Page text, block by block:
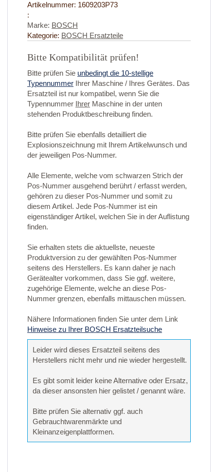
Artikelnummer: 1609203P73
:
Marke: BOSCH
Kategorie: BOSCH Ersatzteile
Bitte Kompatibilität prüfen!
Bitte prüfen Sie unbedingt die 10-stellige
Typennummer Ihrer Maschine / Ihres Gerätes. Das
Ersatzteil ist nur kompatibel, wenn Sie die
Typennummer Ihrer Maschine in der unten
stehenden Produktbeschreibung finden.
Bitte prüfen Sie ebenfalls detailliert die
Explosionszeichnung mit Ihrem Artikelwunsch und
der jeweiligen Pos-Nummer.
Alle Elemente, welche vom schwarzen Strich der
Pos-Nummer ausgehend berührt / erfasst werden,
gehören zu dieser Pos-Nummer und somit zu
diesem Artikel. Jede Pos-Nummer ist ein
eigenständiger Artikel, welchen Sie in der Auflistung
finden.
Sie erhalten stets die aktuellste, neueste
Produktversion zu der gewählten Pos-Nummer
seitens des Herstellers. Es kann daher je nach
Gerätealter vorkommen, dass Sie ggf. weitere,
zugehörige Elemente, welche an diese Pos-
Nummer grenzen, ebenfalls mittauschen müssen.
Nähere Informationen finden Sie unter dem Link
Hinweise zu Ihrer BOSCH Ersatzteilsuche
Leider wird dieses Ersatzteil seitens des
Herstellers nicht mehr und nie wieder hergestellt.
Es gibt somit leider keine Alternative oder Ersatz,
da dieser ansonsten hier gelistet / genannt wäre.
Bitte prüfen Sie alternativ ggf. auch
Gebrauchtwarenmärkte und
Kleinanzeigenplattformen.